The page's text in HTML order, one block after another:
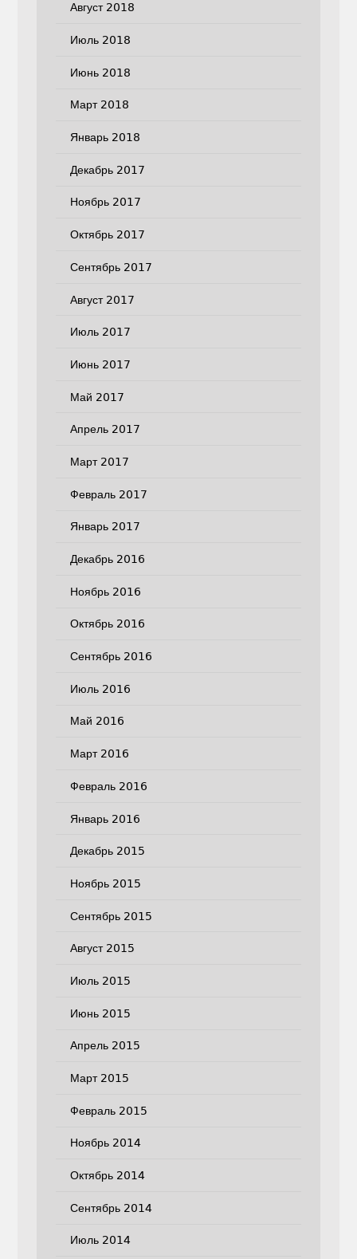
Август 2018
Июль 2018
Июнь 2018
Март 2018
Январь 2018
Декабрь 2017
Ноябрь 2017
Октябрь 2017
Сентябрь 2017
Август 2017
Июль 2017
Июнь 2017
Май 2017
Апрель 2017
Март 2017
Февраль 2017
Январь 2017
Декабрь 2016
Ноябрь 2016
Октябрь 2016
Сентябрь 2016
Июль 2016
Май 2016
Март 2016
Февраль 2016
Январь 2016
Декабрь 2015
Ноябрь 2015
Сентябрь 2015
Август 2015
Июль 2015
Июнь 2015
Апрель 2015
Март 2015
Февраль 2015
Ноябрь 2014
Октябрь 2014
Сентябрь 2014
Июль 2014